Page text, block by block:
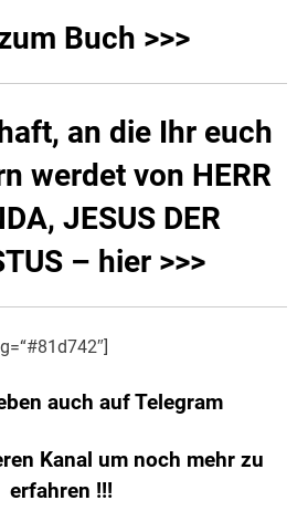
Buch >>>
an die Ihr euch
werdet von HERR
JESUS DER
– hier >>>
auch auf Telegram
Kanal um noch mehr zu
erfahren !!!